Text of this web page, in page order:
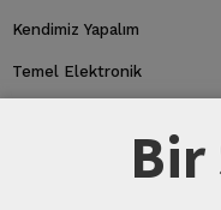
Kendimiz Yapalım
Temel Elektronik
Bir